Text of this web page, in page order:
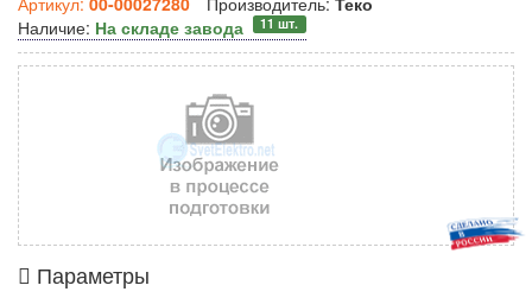
Наличие: На складе завода 11 шт.
Параметры